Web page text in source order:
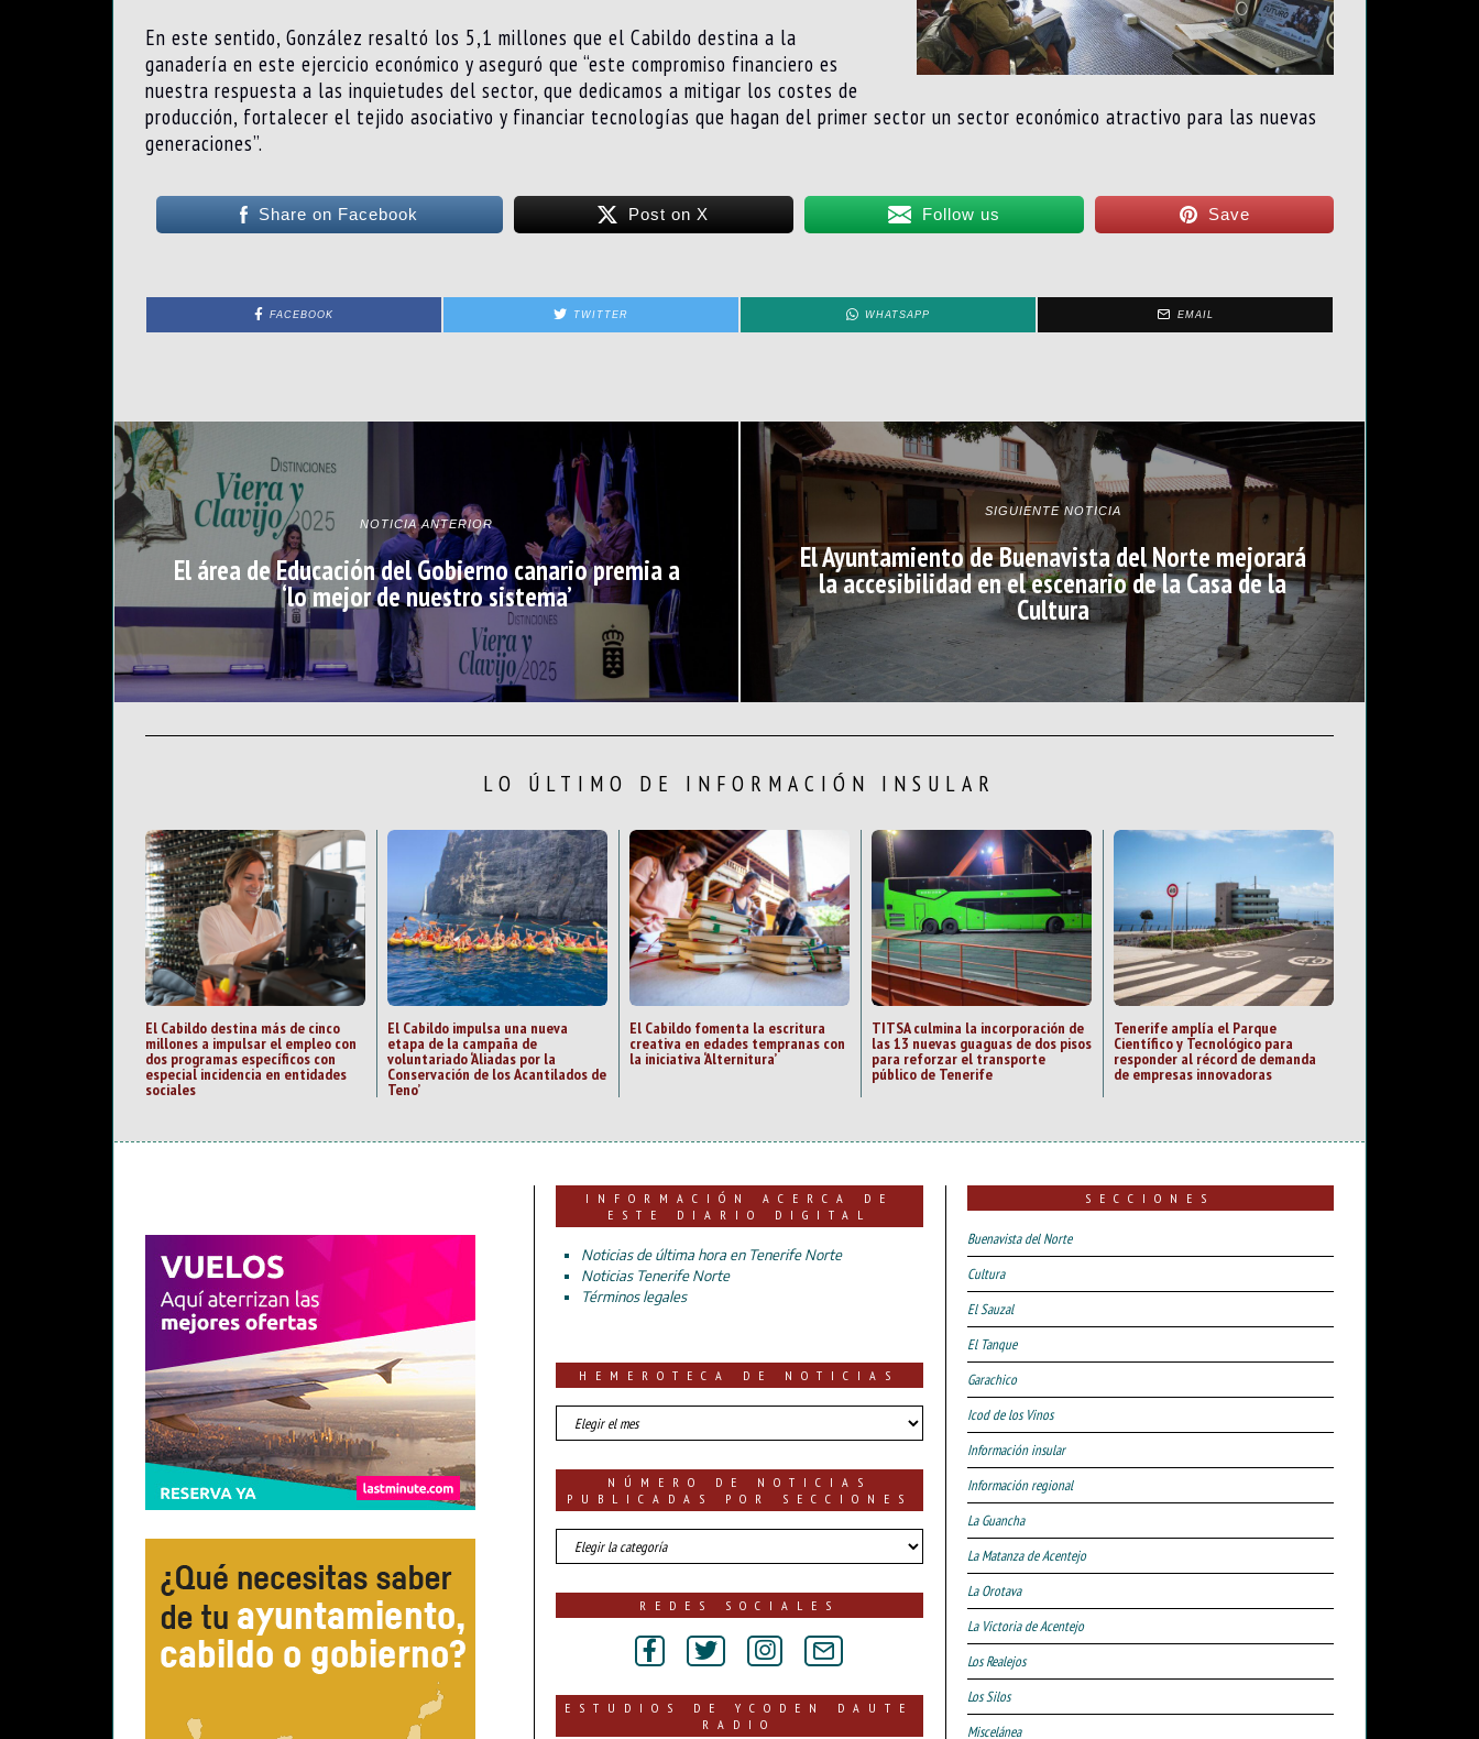
En este sentido, González resaltó los 5,1 millones que el Cabildo destina a la
ganadería en este ejercicio económico y aseguró que “este compromiso financiero es
nuestra respuesta a las inquietudes del sector, que dedicamos a mitigar los costes de
producción, fortalecer el tejido asociativo y financiar tecnologías que hagan del primer sector un sector económico atractivo para las nuevas
generaciones”.
Share on Facebook Post on X Follow us Save
FACEBOOK TWITTER WHATSAPP EMAIL
NOTICIA ANTERIOR
El área de Educación del Gobierno canario premia a
‘lo mejor de nuestro sistema’
SIGUIENTE NOTICIA
El Ayuntamiento de Buenavista del Norte mejorará
la accesibilidad en el escenario de la Casa de la
Cultura
LO ÚLTIMO DE INFORMACIÓN INSULAR
El Cabildo destina más de cinco
millones a impulsar el empleo con
dos programas específicos con
especial incidencia en entidades
sociales
El Cabildo impulsa una nueva
etapa de la campaña de
voluntariado ‘Aliadas por la
Conservación de los Acantilados de
Teno’
El Cabildo fomenta la escritura
creativa en edades tempranas con
la iniciativa ‘Alternitura’
TITSA culmina la incorporación de
las 13 nuevas guaguas de dos pisos
para reforzar el transporte
público de Tenerife
Tenerife amplía el Parque
Científico y Tecnológico para
responder al récord de demanda
de empresas innovadoras
INFORMACIÓN ACERCA DE
ESTE DIARIO DIGITAL
Noticias de última hora en Tenerife Norte
Noticias Tenerife Norte
Términos legales
HEMEROTECA DE NOTICIAS
HEMEROTECA
DE
NÚMERO DE NOTICIAS
PUBLICADAS POR SECCIONES
número
de
por
REDES SOCIALES
ESTUDIOS DE YCODEN DAUTE
RADIO
SECCIONES
Buenavista del Norte
Cultura
El Sauzal
El Tanque
Garachico
Icod de los Vinos
Información insular
Información regional
La Guancha
La Matanza de Acentejo
La Orotava
La Victoria de Acentejo
Los Realejos
Los Silos
Miscelánea